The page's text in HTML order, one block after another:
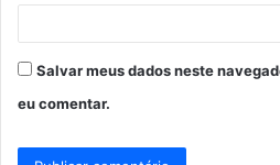
Salvar meus dados neste
eu comentar.